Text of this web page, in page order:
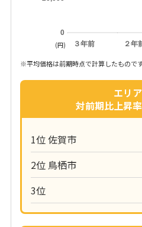
３年前 ２年
0
(円)
※平均価格は前期時点で計算したものです
エリ
対前期比上昇
1位 佐賀市
2位 鳥栖市
3位